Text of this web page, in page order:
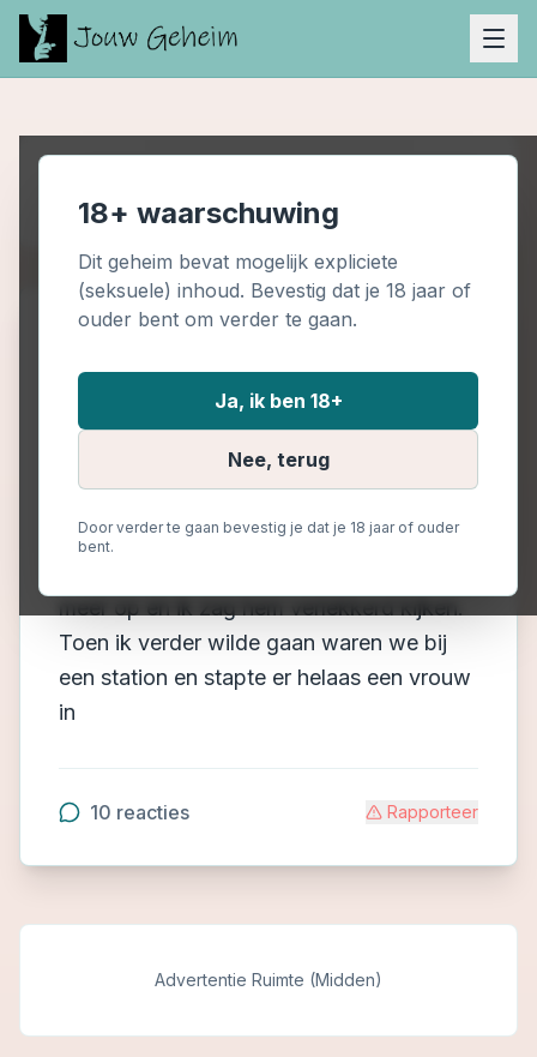
18+ waarschuwing
Dit geheim bevat mogelijk expliciete
(seksuele) inhoud. Bevestig dat je 18 jaar of
ouder bent om verder te gaan.
Ja, ik ben 18+
Nee, terug
Door verder te gaan bevestig je dat je 18 jaar of ouder
bent.
18+ DoorPkg
Ik ga als ik geil ben op de warme dagen
trein en zat er een man tegenover me in
meer op en ik zag hem verlekkerd kijken.
Toen ik verder wilde gaan waren we bij
een station en stapte er helaas een vrouw
in
10 reacties Rapporteer
Advertentie Ruimte (Midden)